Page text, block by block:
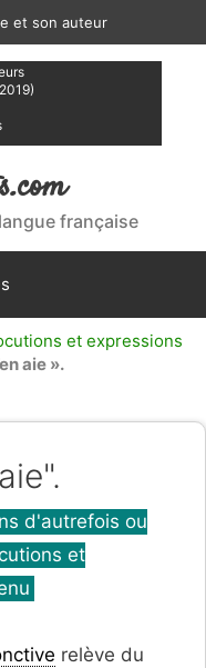
et son auteur
française
et expressions
aie ».
d'autrefois ou
et
relève du